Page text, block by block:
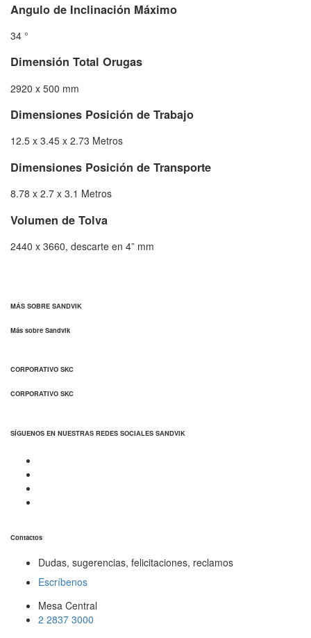
Angulo de Inclinación Máximo
34 °
Dimensión Total Orugas
2920 x 500 mm
Dimensiones Posición de Trabajo
12.5 x 3.45 x 2.73 Metros
Dimensiones Posición de Transporte
8.78 x 2.7 x 3.1 Metros
Volumen de Tolva
2440 x 3660, descarte en 4” mm
MÁS SOBRE SANDVIK
Más sobre Sandvik
CORPORATIVO SKC
CORPORATIVO SKC
SÍGUENOS EN NUESTRAS REDES SOCIALES SANDVIK
Contactos
Dudas, sugerencias, felicitaciones, reclamos
Escríbenos
Mesa Central
2 2837 3000